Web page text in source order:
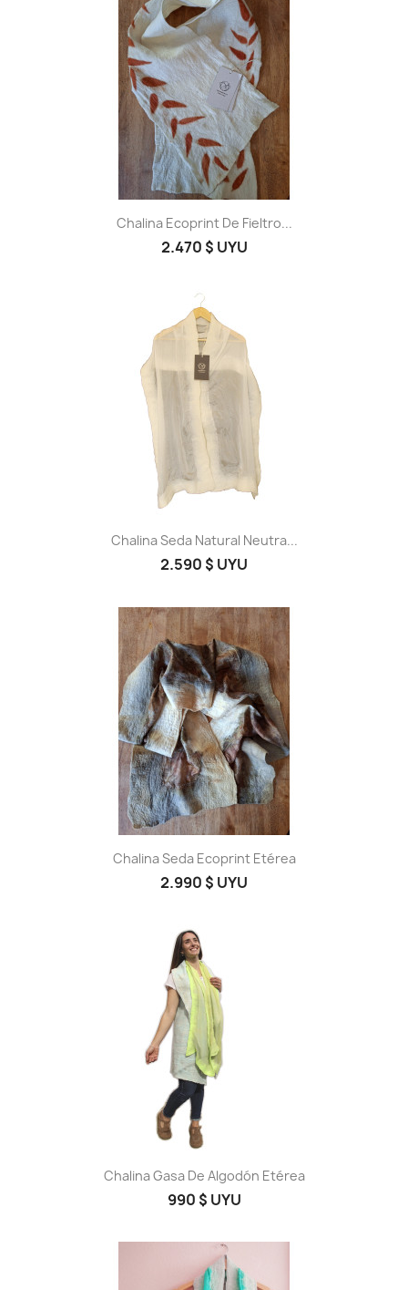
Chalina Ecoprint De Fieltro...
2.470 $ UYU
Chalina Seda Natural Neutra...
2.590 $ UYU
Chalina Seda Ecoprint Etérea
2.990 $ UYU
Chalina Gasa De Algodón Etérea
990 $ UYU